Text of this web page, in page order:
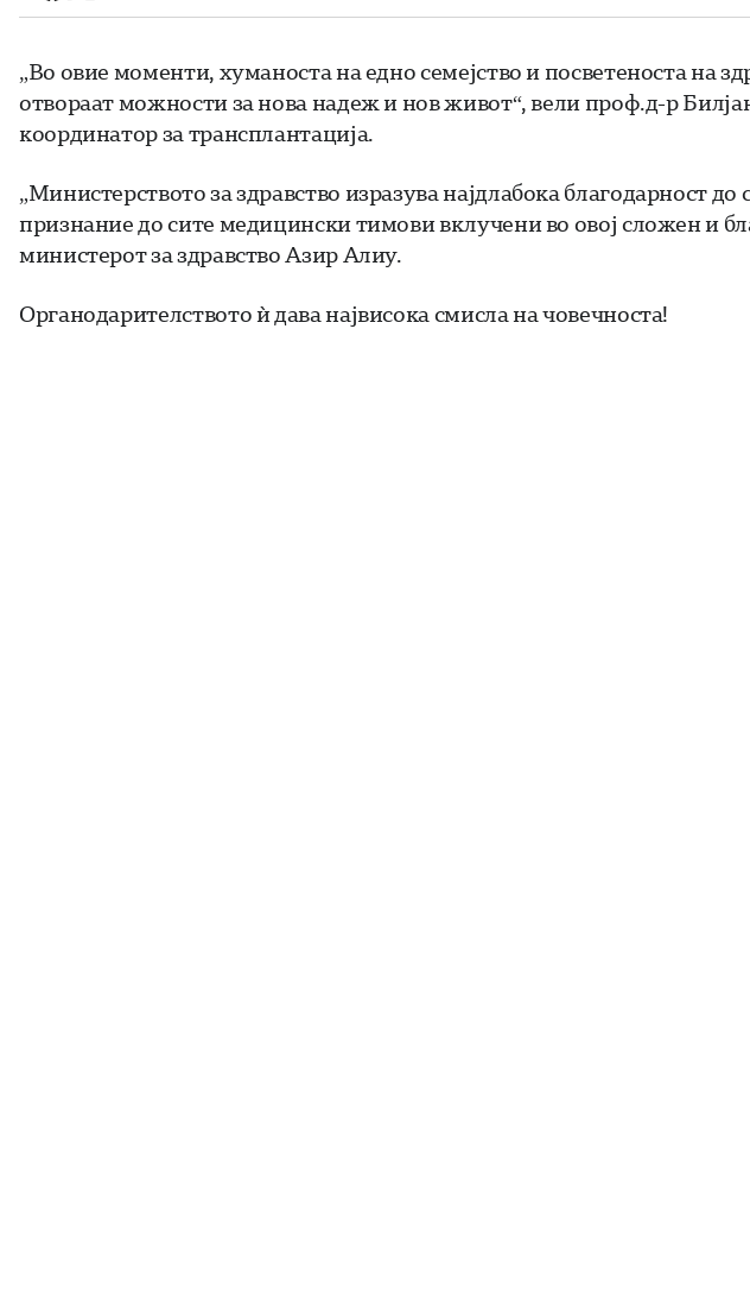
„Во овие моменти, хуманоста на едно семејство и посветеноста на
отвораат можности за нова надеж и нов живот“, вели проф.д-р
координатор за трансплантација.
„Министерството за здравство изразува најдлабока благодарност до
признание до сите медицински тимови вклучени во овој сложен и
министерот за здравство Азир Алиу.
Органодарителството ѝ дава највисока смисла на човечноста!